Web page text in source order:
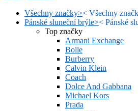
Všechny značky>< Všechny
Pánské sluneční brýle>< Pánské
Top značky
Armani Exchange
Bolle
Burberry
Calvin Klein
Coach
Dolce And Gabbana
Michael Kors
Prada